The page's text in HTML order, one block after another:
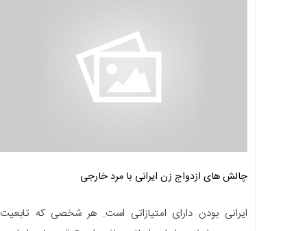
چالش های ازدواج زن ایرانی با مرد خارجی
ایرانی بودن دارای امتیازاتی است. هر شخصی که تابعیت